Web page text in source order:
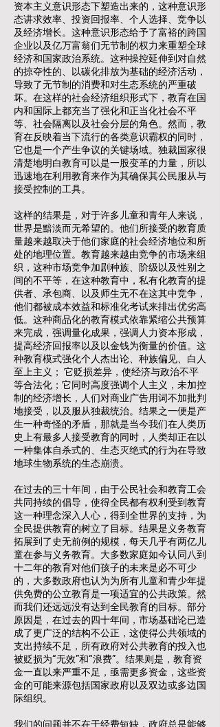
资本主义意识形态下塑造出来的，这种意识形
态讲求效率、投资回报率、个人选择、竞争以
及经济增长。这种意识形态给予了富裕的跨国
企业以及亿万富翁们无节制的权力来重塑全球
经济和国家政治系统。这种操控延伸到对自然
的掠夺性的、以碳化排放为基础的经济活动，
导致了无节制的消费和对生态系统的严重破
坏。在这样的社会经济组织形式下，教育在国
内和国际上都充当了强化和正当化社会不平
等、社会隔离以及社会分层的角色。然而，教
育在反映着当下流行的各类意识霸权的同时，
它也是一个产生争议的关键场域。独裁国家很
清楚地明白教育可以是一股变革的力量，所以
迅速地在利用教育来作为其确保其公民服从与
接受控制的工具。
这样的结果是，对于许多儿童和青年人来说，
世界是黯淡而无希望的。他们所接受的教育质
量越来越取决于他们家庭的社会经济地位和所
处的地理位置。教育越来越由竞争的市场来组
织，这种市场竞争加剧种族、阶级以及性别之
间的不平等，在这种教育中，私有化教育的提
供者、承包商、以及师生无不在这其中竞争，
他们都被成本效益和标准化考试来排出优劣高
低。这种商品化的教育模式依靠紧缩公共预算
来完成，强调量化成果，强调人力资本形成，
提高经济回报率以及以金钱为衡量的价值。这
种教育模式强化个人杰出论、种族偏见、白人
至上主义； 它贬损差异，使经济与政治不平
等合法化；它同时高度强调个人主义，未加控
制的经济增长，人们对商业广告用词不加批判
地接受，以及服从独裁统治。结果之一便是产
生一种奇怪的矛盾，那就是当今我们在人类历
史上有最多人接受教育的同时，人类却正在以
一种集体自杀式的、生态灭绝式的行为在导致
地球生物系统的生态崩溃。
在过去的三十年间，由于公民社会和教育工会
共同持续的倡导，使得全民都有权利受到教育
这一种理念深入人心，得到全世界的支持，为
全民提供教育的树立了目标。结果是义务教育
拓展到了史无前例的规模，每天几乎有两亿儿
童在参与义务教育。大多数家庭如今认同八到
十二年的教育对他们孩子的未来是必不可少
的，大多数政府也认为为所有儿童和青少年提
供免费的公立教育是一项适宜的公共政策。然
而我们还远远没有达到全民教育的目标。部分
原因是，在过去的四十年间，市场基础论已造
成了更广泛的结构不公正，这使得公共领域的
支出持续不足，所有政府对公共教育的投入也
被贬损为“无效”和“浪费”。结果则是，教育资
金一直以来严重不足，亟需更多资金，这些资
金的可能来源包括国家政府以及双边或多边国
际组织。
我们的问题并不在于经费短缺，政府总是能够